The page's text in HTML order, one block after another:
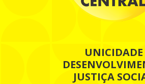
UNICIDADE
JUSTIÇA